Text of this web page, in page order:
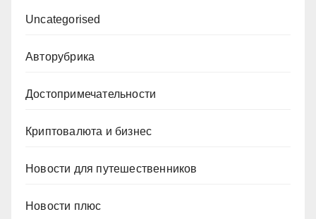
Uncategorised
Авторубрика
Достопримечательности
Криптовалюта и бизнес
Новости для путешественников
Новости плюс